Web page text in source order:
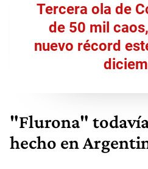
Tercera ola de
de 50 mil
nuevo récord
"Flurona"
hecho en